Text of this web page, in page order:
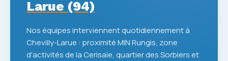
Larue (94)
Nos équipes interviennent quotidiennement à
Chevilly-Larue : proximité MIN Rungis, zone
d'activités de la Cerisaie, quartier des Sorbiers et